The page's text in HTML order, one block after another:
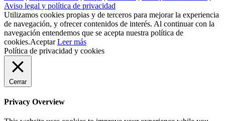
Aviso legal y política de privacidad
Utilizamos cookies propias y de terceros para mejorar la experiencia
de navegación, y ofrecer contenidos de interés. Al continuar con la
navegación entendemos que se acepta nuestra política de
cookies.Aceptar Leer más
Política de privacidad y cookies
Cerrar
Privacy Overview